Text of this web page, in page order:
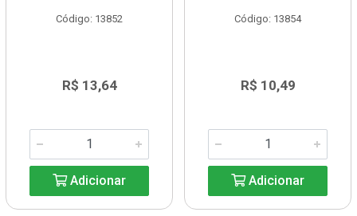
Código: 13852
R$ 13,64
Adicionar
Código: 13854
R$ 10,49
Adicionar